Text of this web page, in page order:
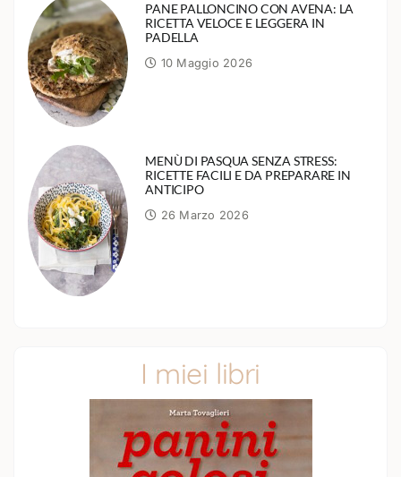
PANE PALLONCINO CON AVENA: LA
RICETTA VELOCE E LEGGERA IN
PADELLA
10 Maggio 2026
MENÙ DI PASQUA SENZA STRESS:
RICETTE FACILI E DA PREPARARE IN
ANTICIPO
26 Marzo 2026
I miei libri